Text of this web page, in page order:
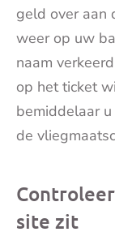
geld over aan
weer op uw
naam
op het ticket
bemiddelaar
de
site zit